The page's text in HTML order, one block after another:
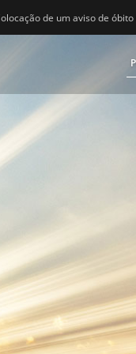
de um aviso de